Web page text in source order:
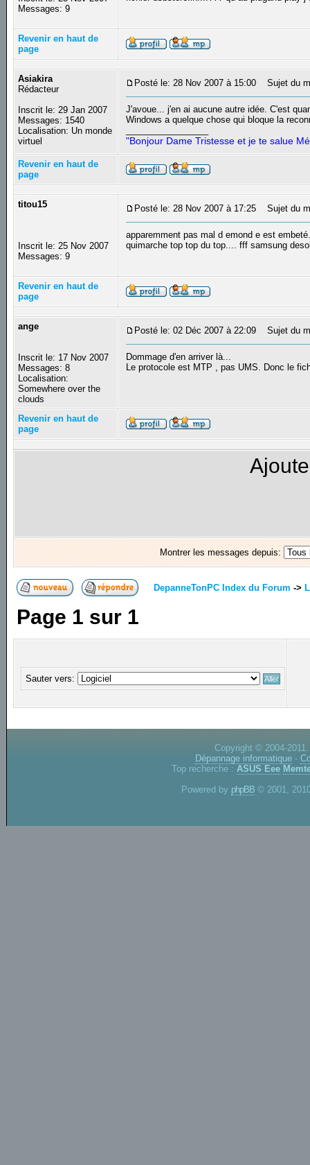
Messages: 9
Revenir en haut de
page
Asiakira
Rédacteur
Inscrit le: 29 Jan 2007
Messages: 1540
Localisation: Un monde
virtuel
Posté le: 28 Nov 2007 à 15:00 Sujet du
J'avoue... j'en ai aucune autre idée. C'est
Windows a quelque chose qui bloque la
"Bonjour Dame Tristesse et je te salue
Revenir en haut de
page
titou15
Inscrit le: 25 Nov 2007
Messages: 9
Posté le: 28 Nov 2007 à 17:25 Sujet du
apparemment pas mal d emond e est
quimarche top top du top.... fff samsung
Revenir en haut de
page
ange
Inscrit le: 17 Nov 2007
Messages: 8
Localisation:
Somewhere over the
clouds
Posté le: 02 Déc 2007 à 22:09 Sujet du
Dommage d'en arriver là...
Le protocole est MTP , pas UMS. Donc le
Revenir en haut de
page
Montrer les messages depuis:
DepanneTonPC Index du Forum ->
Page 1 sur 1
Sauter vers:
Copyright © 2004-
Dépannage informatique -
Top recherche : ASUS Eee
Powered by phpBB © 2001,